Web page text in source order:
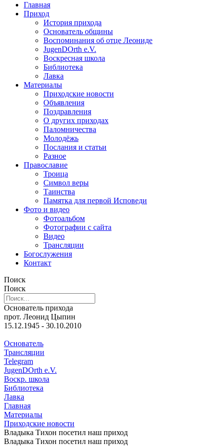
Главная
Приход
История прихода
Основатель общины
Воспоминания об отце Леониде
JugenDOrth e.V.
Воскресная школа
Библиотека
Лавка
Материалы
Приходские новости
Объявления
Поздравления
О других приходах
Паломничества
Молодёжь
Послания и статьи
Разное
Православие
Троица
Символ веры
Таинства
Памятка для первой Исповеди
Фото и видео
Фотоальбом
Фотографии с сайта
Видео
Трансляции
Богослужения
Контакт
Поиск
Поиск
Основатель прихода
прот. Леонид Цыпин
15.12.1945 - 30.10.2010
Основатель
Трансляции
Telegram
JugenDOrth e.V.
Воскр. школа
Библиотека
Лавка
Главная
Материалы
Приходские новости
Владыка Тихон посетил наш приход
Владыка Тихон посетил наш приход